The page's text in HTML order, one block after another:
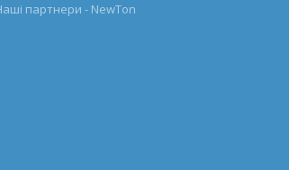
партнери - NewTon